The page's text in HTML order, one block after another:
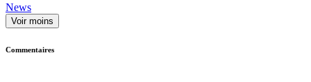
News
Voir moins
Commentaires